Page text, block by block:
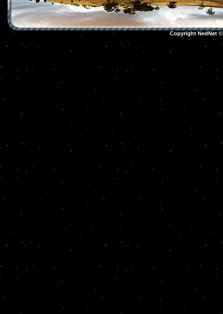
Copyright NedNet